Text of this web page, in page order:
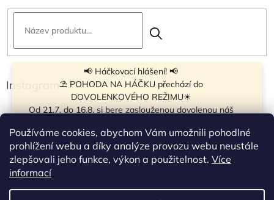
Používáme cookies, abychom Vám umožnili pohodlné
prohlížení webu a díky analýze provozu webu neustále
zlepšovali jeho funkce, výkon a použitelnost. Více
informací
📢 Háčkovací hlášení! 📢
⛱ POHODA NA HÁČKU přechází do
DOVOLENKOVÉHO REŽIMU☀
Od 21.7. do 16.8. si bere zaslouženou dovolenou náš
krátkou pauzu.
Objednávky přijímáme dál - klubíčka, která máme
vyrobená, odešleme bez zdržení. U ostatních se doba
☀
Instagram
Sledovat na Instagramu